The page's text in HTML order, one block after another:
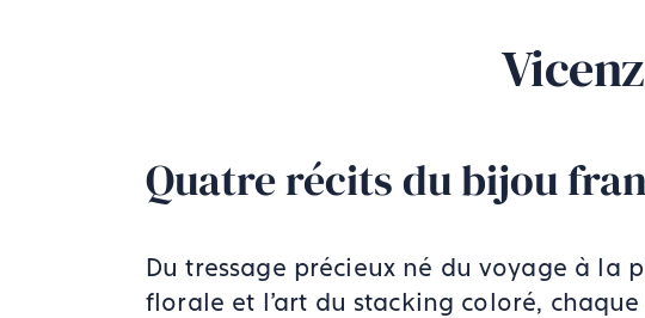
Quatre récits du bijou
Du tressage précieux né du voyage à la
florale et l'art du stacking coloré,